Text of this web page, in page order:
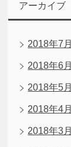
アーカイブ
2018年7月
2018年6月
2018年5月
2018年4月
2018年3月